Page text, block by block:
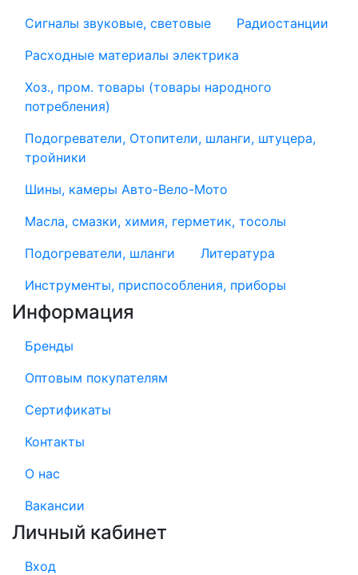
Сигналы звуковые, световые
Радиостанции
Расходные материалы электрика
Хоз., пром. товары (товары народного
потребления)
Подогреватели, Отопители, шланги, штуцера,
тройники
Шины, камеры Авто-Вело-Мото
Масла, смазки, химия, герметик, тосолы
Подогреватели, шланги
Литература
Инструменты, приспособления, приборы
Информация
Бренды
Оптовым покупателям
Сертификаты
Контакты
О нас
Вакансии
Личный кабинет
Вход